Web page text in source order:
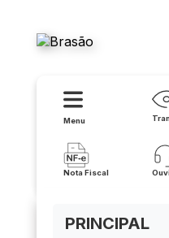
Menu
Nota Fiscal
PRINCIPAL